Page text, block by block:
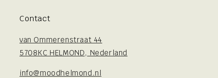
Contact
van Ommerenstraat 44
5708KC HELMOND, Nederland
info@moodhelmond.nl